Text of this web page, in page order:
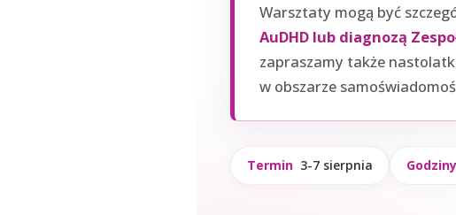
Warsztaty mogą być
AuDHD lub diagnozą
zapraszamy także
w obszarze
Termin 3-7 sierpnia Godziny